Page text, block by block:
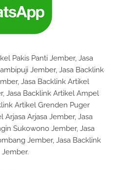
Pakis Panti Jember, Jasa
Jember, Jasa Backlink
Jasa Backlink Artikel
Jasa Backlink Artikel Ampel
Artikel Grenden Puger
Arjasa Arjasa Jember, Jasa
Sukowono Jember, Jasa
Jember, Jasa Backlink